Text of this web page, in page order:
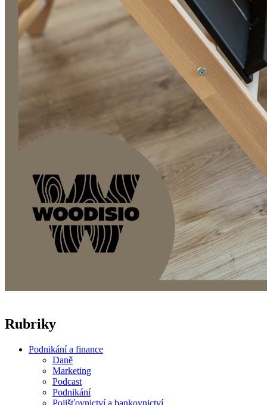
Rubriky
Podnikání a finance
Daně
Marketing
Podcast
Podnikání
Pojišťovnictví a bankovnictví